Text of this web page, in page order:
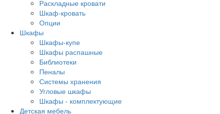
Раскладные кровати
Шкаф-кровать
Опции
Шкафы
Шкафы-купе
Шкафы распашные
Библиотеки
Пеналы
Системы хранения
Угловые шкафы
Шкафы - комплектующие
Детская мебель